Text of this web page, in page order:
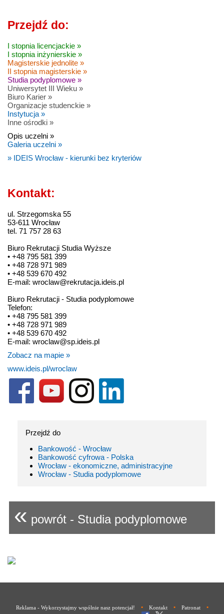
Przejdź do:
I stopnia licencjackie »
I stopnia inżynierskie »
Magisterskie jednolite »
II stopnia magisterskie »
Studia podyplomowe »
Uniwersytet III Wieku »
Biuro Karier »
Organizacje studenckie »
Instytucja »
Inne ośrodki »
Opis uczelni »
Galeria uczelni »
» IDEIS Wrocław - kierunki bez kryteriów
Kontakt:
ul. Strzegomska 55
53-611 Wrocław
tel. 71 757 28 63
Biuro Rekrutacji Studia Wyższe
• +48 795 581 399
• +48 728 971 989
• +48 539 670 492
E-mail: wroclaw@rekrutacja.ideis.pl
Biuro Rekrutacji - Studia podyplomowe
Telefon:
• +48 795 581 399
• +48 728 971 989
• +48 539 670 492
E-mail: wroclaw@sp.ideis.pl
Zobacz na mapie »
www.ideis.pl/wroclaw
Przejdź do
Bankowość - Wrocław
Bankowość cyfrowa - Polska
Wrocław - ekonomiczne, administracyjne
Wrocław - Studia podyplomowe
« powrót - Studia podyplomowe
Reklama - Wykorzystajmy wspólnie nasz potencjał! • Kontakt • Patronat •